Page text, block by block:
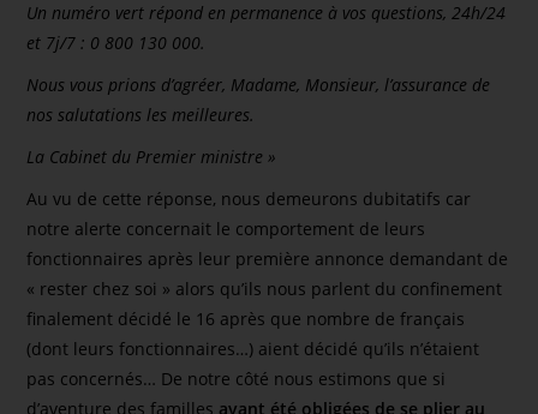
Un numéro vert répond en permanence à vos questions, 24h/24
et 7j/7 : 0 800 130 000.
Nous vous prions d’agréer, Madame, Monsieur, l’assurance de
nos salutations les meilleures.
La Cabinet du Premier ministre »
Au vu de cette réponse, nous demeurons dubitatifs car
notre alerte concernait le comportement de leurs
fonctionnaires après leur première annonce demandant de
« rester chez soi » alors qu’ils nous parlent du confinement
finalement décidé le 16 après que nombre de français
(dont leurs fonctionnaires…) aient décidé qu’ils n’étaient
pas concernés… De notre côté nous estimons que si
d’aventure des familles ayant été obligées de se plier au